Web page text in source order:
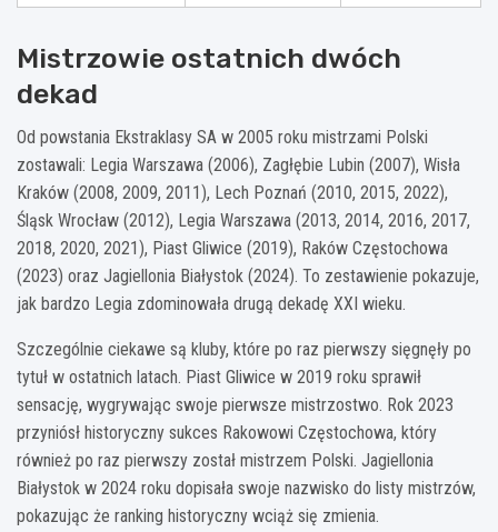
Mistrzowie ostatnich dwóch
dekad
Od powstania Ekstraklasy SA w 2005 roku mistrzami Polski
zostawali: Legia Warszawa (2006), Zagłębie Lubin (2007), Wisła
Kraków (2008, 2009, 2011), Lech Poznań (2010, 2015, 2022),
Śląsk Wrocław (2012), Legia Warszawa (2013, 2014, 2016, 2017,
2018, 2020, 2021), Piast Gliwice (2019), Raków Częstochowa
(2023) oraz Jagiellonia Białystok (2024). To zestawienie pokazuje,
jak bardzo Legia zdominowała drugą dekadę XXI wieku.
Szczególnie ciekawe są kluby, które po raz pierwszy sięgnęły po
tytuł w ostatnich latach. Piast Gliwice w 2019 roku sprawił
sensację, wygrywając swoje pierwsze mistrzostwo. Rok 2023
przyniósł historyczny sukces Rakowowi Częstochowa, który
również po raz pierwszy został mistrzem Polski. Jagiellonia
Białystok w 2024 roku dopisała swoje nazwisko do listy mistrzów,
pokazując że ranking historyczny wciąż się zmienia.